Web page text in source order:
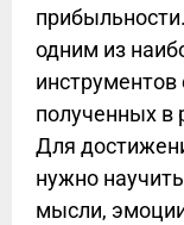
одним из
полученных в
Для
нужно
мысли,